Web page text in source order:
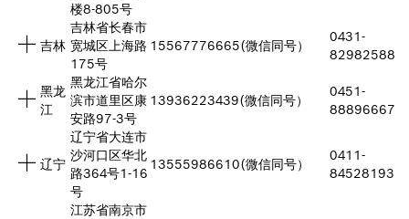
楼8-805号
吉林
吉林省长春市
宽城区上海路
175号
15567776665(微信同号）
0431-
82982588
黑龙
江
黑龙江省哈尔
滨市道里区康
安路97-3号
13936223439(微信同号）
0451-
88896667
辽宁
辽宁省大连市
沙河口区华北
路364号1-16
号
13555986610(微信同号）
0411-
84528193
江苏省南京市